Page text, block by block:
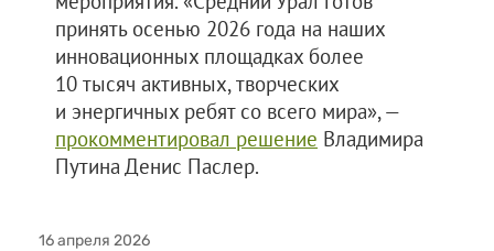
принять осенью 2026 года на наших
инновационных площадках более
10 тысяч активных, творческих
и энергичных ребят со всего мира», —
прокомментировал решение Владимира
Путина Денис Паслер.
16 апреля 2026